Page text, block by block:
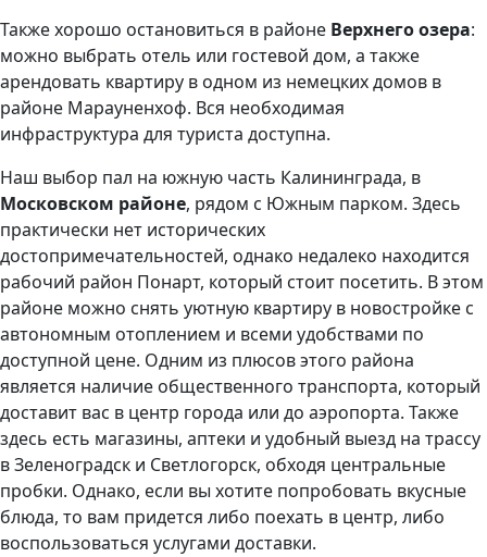
Также хорошо остановиться в районе Верхнего озера:
можно выбрать отель или гостевой дом, а также
арендовать квартиру в одном из немецких домов в
районе Марауненхоф. Вся необходимая
инфраструктура для туриста доступна.
Наш выбор пал на южную часть Калининграда, в
Московском районе, рядом с Южным парком. Здесь
практически нет исторических
достопримечательностей, однако недалеко находится
рабочий район Понарт, который стоит посетить. В этом
районе можно снять уютную квартиру в новостройке с
автономным отоплением и всеми удобствами по
доступной цене. Одним из плюсов этого района
является наличие общественного транспорта, который
доставит вас в центр города или до аэропорта. Также
здесь есть магазины, аптеки и удобный выезд на трассу
в Зеленоградск и Светлогорск, обходя центральные
пробки. Однако, если вы хотите попробовать вкусные
блюда, то вам придется либо поехать в центр, либо
воспользоваться услугами доставки.